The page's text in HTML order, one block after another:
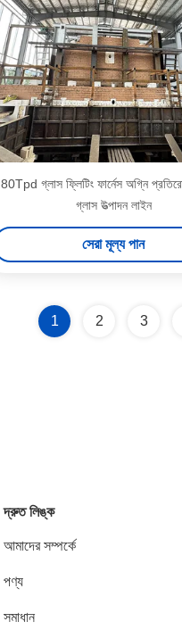
80Tpd গ্লাস ফ্লিটিং ফার্নেস অগ্নি
গ্লাস উত্পাদন লাইন
সেরা মূল্য পান
1 2 3
দ্রুত লিঙ্ক
আমাদের সম্পর্কে
পণ্য
সমাধান